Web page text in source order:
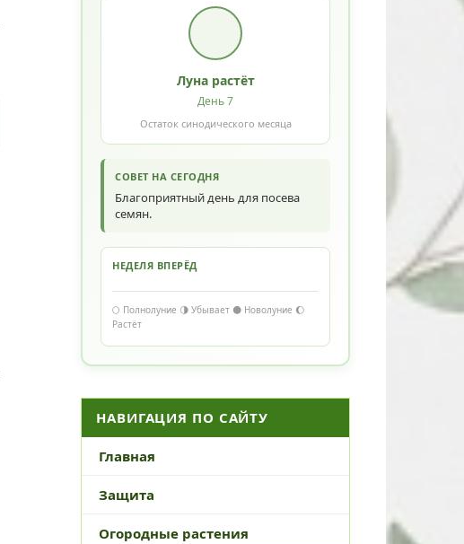
Луна растёт
День 7
Остаток синодического месяца
СОВЕТ НА СЕГОДНЯ
Благоприятный день для посева
семян.
НЕДЕЛЯ ВПЕРЁД
🌕 Полнолуние 🌗 Убывает 🌑 Новолуние 🌔
Растёт
НАВИГАЦИЯ ПО САЙТУ
Главная
Защита
Огородные растения